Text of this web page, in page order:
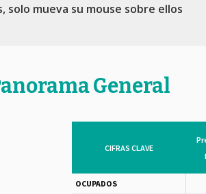
mueva su mouse sobre ellos
General
CIFRAS CLAVE
OCUPADOS